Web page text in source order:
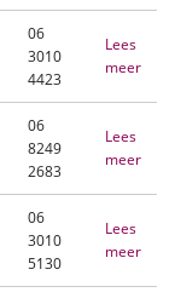
06
3010
4423
Lees
meer
06
8249
2683
Lees
meer
06
3010
5130
Lees
meer